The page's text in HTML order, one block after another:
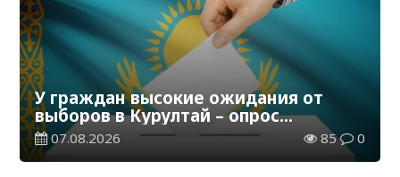
У граждан высокие ожидания от
выборов в Курултай – опрос
общественного мнения
07.08.2026 85 0